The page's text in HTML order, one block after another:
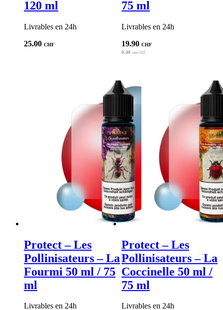
120 ml
Livrables en 24h
25.00 CHF
75 ml
Livrables en 24h
19.90 CHF
0.40 CHF/ml
Protect – Les
Pollinisateurs – La
Fourmi 50 ml / 75
ml
Livrables en 24h
Protect – Les
Pollinisateurs – La
Coccinelle 50 ml /
75 ml
Livrables en 24h